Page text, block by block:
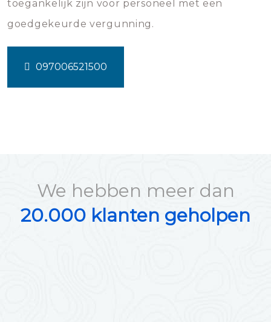
toegankelijk zijn voor personeel met een
goedgekeurde vergunning.
097006521500
We hebben meer dan
20.000 klanten geholpen